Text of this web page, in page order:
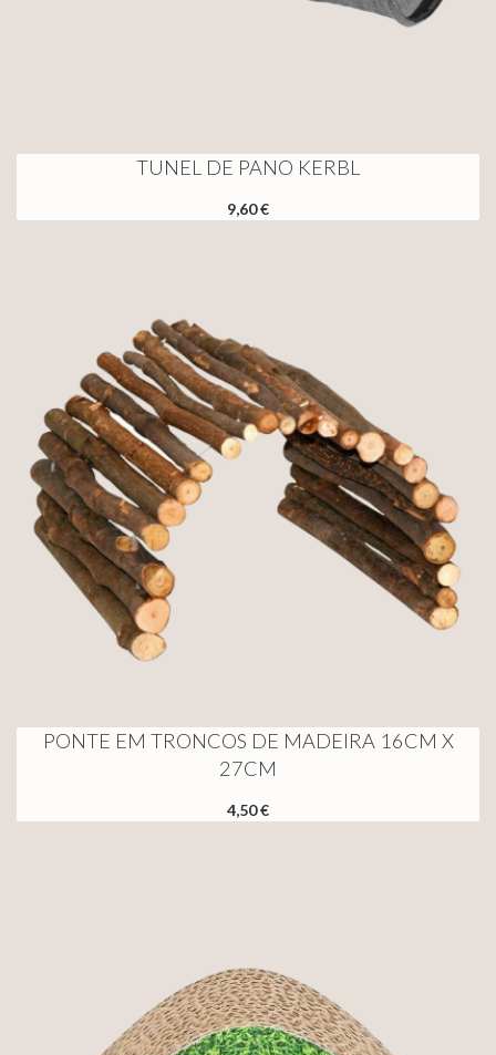
TUNEL DE PANO KERBL
9,60 €
PONTE EM TRONCOS DE MADEIRA 16CM X
27CM
4,50 €